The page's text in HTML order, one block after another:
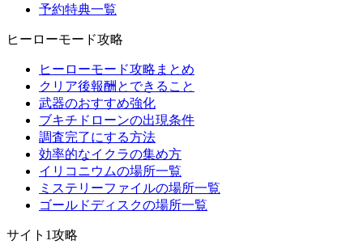
予約特典一覧
ヒーローモード攻略
ヒーローモード攻略まとめ
クリア後報酬とできること
武器のおすすめ強化
ブキチドローンの出現条件
調査完了にする方法
効率的なイクラの集め方
イリコニウムの場所一覧
ミステリーファイルの場所一覧
ゴールドディスクの場所一覧
サイト1攻略